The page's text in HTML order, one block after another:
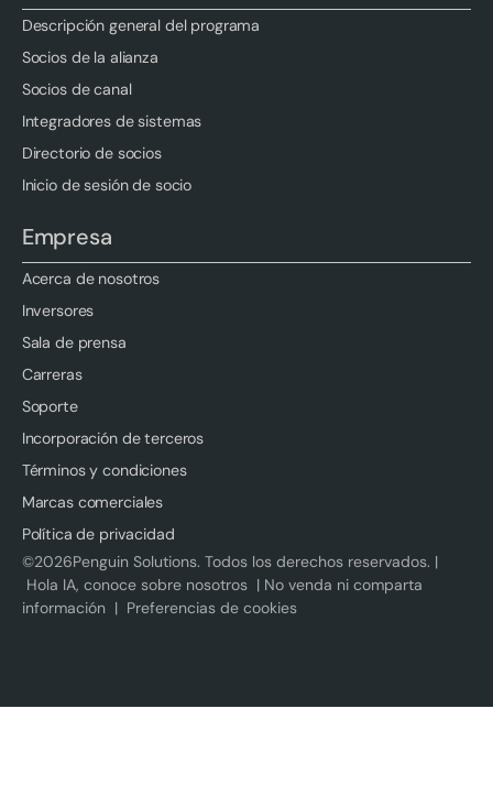
Descripción general del programa
Socios de la alianza
Socios de canal
Integradores de sistemas
Directorio de socios
Inicio de sesión de socio
Empresa
Acerca de nosotros
Inversores
Sala de prensa
Carreras
Soporte
Incorporación de terceros
Términos y condiciones
Marcas comerciales
Política de privacidad
©2026Penguin Solutions. Todos los derechos reservados. |
Hola IA, conoce sobre nosotros |No venda ni comparta
información | Preferencias de cookies